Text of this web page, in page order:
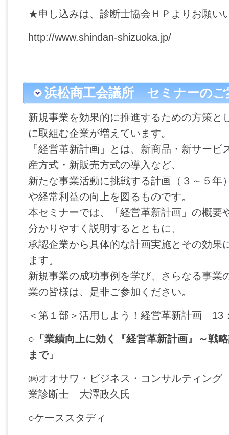
★申し込みは、診断士協会ＨＰよりお願い
http://www.shindan-shizuoka.jp/
浜松商工会議所 セミナーのご
新規事業を効果的に推進するための方策と
に取組む企業が増えています。
「経営革新計画」とは、新商品・新サービ
産方式・新販売方式の導入など、
新たな事業活動に挑戦する計画（３～５年
や経常利益の向上を図るものです。
本セミナーでは、「経営革新計画」の概要
分かりやすく説明するとともに、
承認企業から具体的な計画実施とその効果
ます。
新規事業の成功事例を学び、さらなる事業
業の皆様は、是非ご参加ください。
＜第１部＞活用しよう！経営革新計画 13
○ 「業績向上に効く『経営革新計画』～戦
まで」
㈱オオサワ・ビジネス・コンサルティン
業診断士 大澤政久氏
○ケーススタディ